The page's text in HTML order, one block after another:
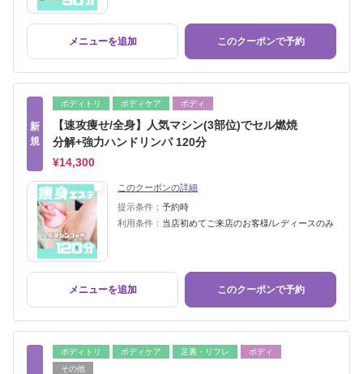
メニューを追加 このクーポンで予約
新
規
ボディトリ ボディケア ボディ
【速攻痩せ/全身】人気マシン(3部位)でセル燃焼
分解+強力ハンドリンパ 120分
¥14,300
このクーポンの詳細
提示条件： 予約時
利用条件： 当店初めてご来店のお客様/レディースのみ
メニューを追加 このクーポンで予約
ボディトリ ボディケア 足裏・リフレ
ボディ
その他